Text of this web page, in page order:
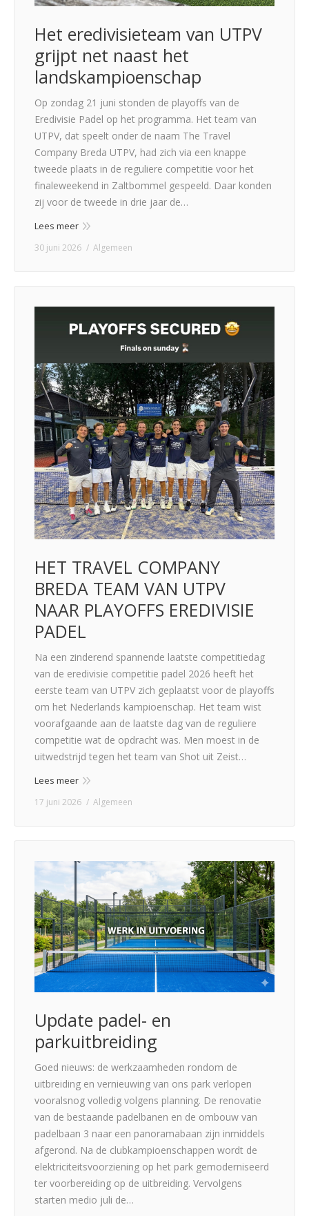
Het eredivisieteam van UTPV
grijpt net naast het
landskampioenschap
Op zondag 21 juni stonden de playoffs van de
Eredivisie Padel op het programma. Het team van
UTPV, dat speelt onder de naam The Travel
Company Breda UTPV, had zich via een knappe
tweede plaats in de reguliere competitie voor het
finaleweekend in Zaltbommel gespeeld. Daar konden
zij voor de tweede in drie jaar de…
Lees meer
30 juni 2026 Algemeen
HET TRAVEL COMPANY
BREDA TEAM VAN UTPV
NAAR PLAYOFFS EREDIVISIE
PADEL
Na een zinderend spannende laatste competitiedag
van de eredivisie competitie padel 2026 heeft het
eerste team van UTPV zich geplaatst voor de playoffs
om het Nederlands kampioenschap. Het team wist
voorafgaande aan de laatste dag van de reguliere
competitie wat de opdracht was. Men moest in de
uitwedstrijd tegen het team van Shot uit Zeist…
Lees meer
17 juni 2026 Algemeen
Update padel- en
parkuitbreiding
Goed nieuws: de werkzaamheden rondom de
uitbreiding en vernieuwing van ons park verlopen
vooralsnog volledig volgens planning. De renovatie
van de bestaande padelbanen en de ombouw van
padelbaan 3 naar een panoramabaan zijn inmiddels
afgerond. Na de clubkampioenschappen wordt de
elektriciteitsvoorziening op het park gemoderniseerd
ter voorbereiding op de uitbreiding. Vervolgens
starten medio juli de…